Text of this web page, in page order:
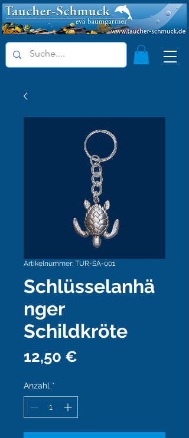
Artikelnummer: TUR-SA-001
Schlüsselanhä
nger
Schildkröte
12,50 €
Anzahl *